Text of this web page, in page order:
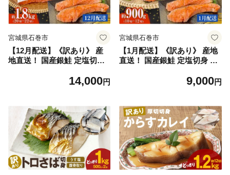
宮城県石巻市
【12月配送】《訳あり》 産
地直送！ 国産銀鮭 定塩切身
家庭用 塩鮭 宮城県 石巻市
14,000円
宮城県石巻市
【1月配送】《訳あり》 産地
直送！ 国産銀鮭 定塩切身 0.9
庭用 塩鮭 宮城県 石巻市
9,000円